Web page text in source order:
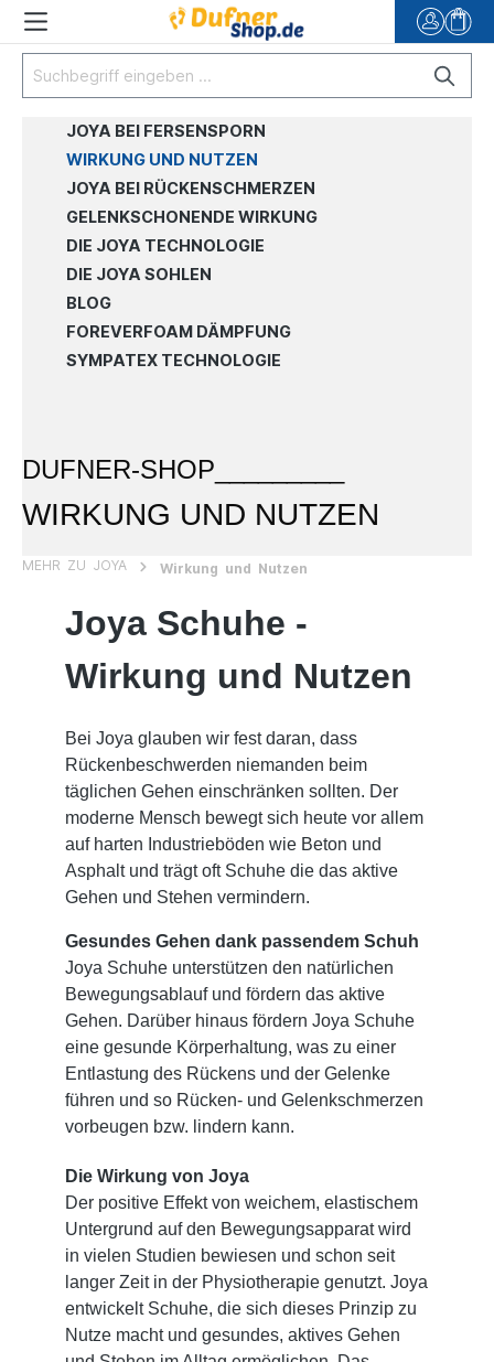
JOYA BEI FERSENSPORN
WIRKUNG UND NUTZEN
JOYA BEI RÜCKENSCHMERZEN
GELENKSCHONENDE WIRKUNG
DIE JOYA TECHNOLOGIE
DIE JOYA SOHLEN
BLOG
FOREVERFOAM DÄMPFUNG
SYMPATEX TECHNOLOGIE
DUFNER-SHOP_________
WIRKUNG UND NUTZEN
MEHR ZU JOYA Wirkung und Nutzen
Joya Schuhe -
Wirkung und Nutzen
Bei Joya glauben wir fest daran, dass
Rückenbeschwerden niemanden beim
täglichen Gehen einschränken sollten. Der
moderne Mensch bewegt sich heute vor allem
auf harten Industrieböden wie Beton und
Asphalt und trägt oft Schuhe die das aktive
Gehen und Stehen vermindern.
Gesundes Gehen dank passendem Schuh
Joya Schuhe unterstützen den natürlichen
Bewegungsablauf und fördern das aktive
Gehen. Darüber hinaus fördern Joya Schuhe
eine gesunde Körperhaltung, was zu einer
Entlastung des Rückens und der Gelenke
führen und so Rücken- und Gelenkschmerzen
vorbeugen bzw. lindern kann.
Die Wirkung von Joya
Der positive Effekt von weichem, elastischem
Untergrund auf den Bewegungsapparat wird
in vielen Studien bewiesen und schon seit
langer Zeit in der Physiotherapie genutzt. Joya
entwickelt Schuhe, die sich dieses Prinzip zu
Nutze macht und gesundes, aktives Gehen